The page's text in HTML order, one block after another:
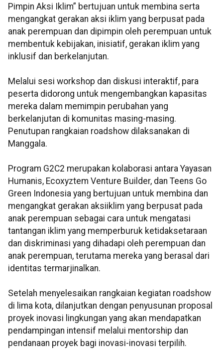
Pimpin Aksi Iklim” bertujuan untuk membina serta
mengangkat gerakan aksi iklim yang berpusat pada
anak perempuan dan dipimpin oleh perempuan untuk
membentuk kebijakan, inisiatif, gerakan iklim yang
inklusif dan berkelanjutan.
Melalui sesi workshop dan diskusi interaktif, para
peserta didorong untuk mengembangkan kapasitas
mereka dalam memimpin perubahan yang
berkelanjutan di komunitas masing-masing.
Penutupan rangkaian roadshow dilaksanakan di
Manggala.
Program G2C2 merupakan kolaborasi antara Yayasan
Humanis, Ecoxyztem Venture Builder, dan Teens Go
Green Indonesia yang bertujuan untuk membina dan
mengangkat gerakan aksiiklim yang berpusat pada
anak perempuan sebagai cara untuk mengatasi
tantangan iklim yang memperburuk ketidaksetaraan
dan diskriminasi yang dihadapi oleh perempuan dan
anak perempuan, terutama mereka yang berasal dari
identitas termarjinalkan.
Setelah menyelesaikan rangkaian kegiatan roadshow
di lima kota, dilanjutkan dengan penyusunan proposal
proyek inovasi lingkungan yang akan mendapatkan
pendampingan intensif melalui mentorship dan
pendanaan proyek bagi inovasi-inovasi terpilih.